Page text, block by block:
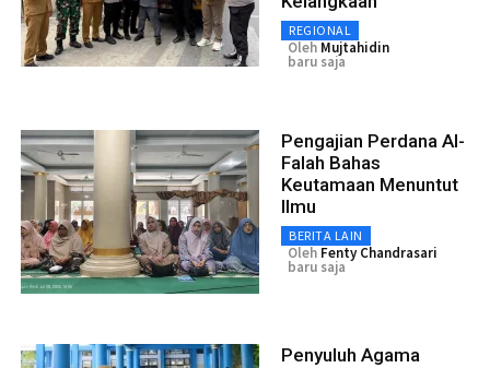
REGIONAL
Oleh Mujtahidin
baru saja
Pengajian Perdana Al-
Falah Bahas
Keutamaan Menuntut
Ilmu
BERITA LAIN
Oleh Fenty Chandrasari
baru saja
Penyuluh Agama